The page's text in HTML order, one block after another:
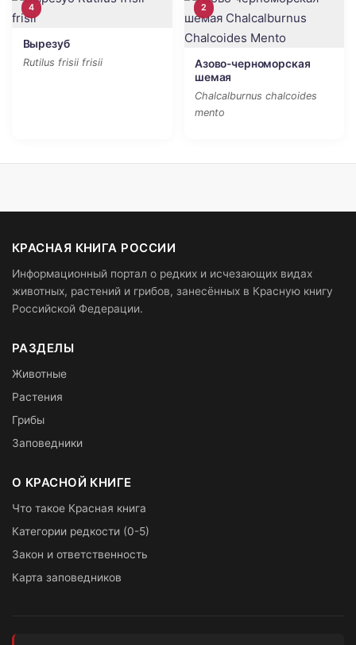
4
Вырезуб
Rutilus frisii frisii
2
Азово-черноморская
шемая
Chalcalburnus chalcoides
mento
КРАСНАЯ КНИГА РОССИИ
Информационный портал о редких и исчезающих видах
животных, растений и грибов, занесённых в Красную книгу
Российской Федерации.
РАЗДЕЛЫ
Животные
Растения
Грибы
Заповедники
О КРАСНОЙ КНИГЕ
Что такое Красная книга
Категории редкости (0-5)
Закон и ответственность
Карта заповедников